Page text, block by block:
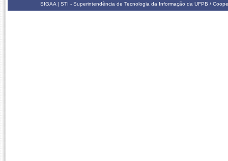
SIGAA | STI - Superintendência de Tecnologia da Informação da UFPB /